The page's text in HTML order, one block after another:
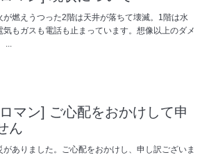
燃えうつった2階は天井が落ちて壊滅。1階は水
もガスも電話も止まっています。想像以上のダメ
マン] ご心配をおかけして申
ん
ありました。ご心配をおかけし、申し訳ございま